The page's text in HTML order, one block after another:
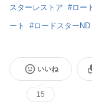
スターレストア #ロー
ート #ロードスターND
いいね
15